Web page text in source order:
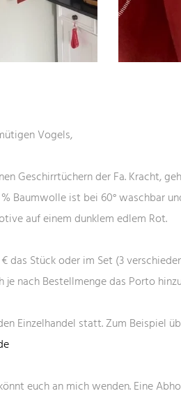
Vogels,
Geschirrtüchern der Fa. Kracht,
Baumwolle ist bei 60° waschbar
auf einem dunklem edlem Rot.
€ das Stück oder im Set (3
je nach Bestellmenge das Porto
Einzelhandel statt. Zum Beispiel
euch an mich wenden. Eine
ATELIER
Zwischen
21380
Büro und